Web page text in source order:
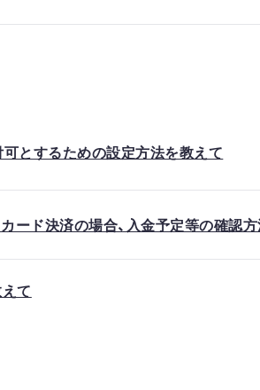
とするための設定方法を教えて
ード決済の場合、入金予定等の確認
て